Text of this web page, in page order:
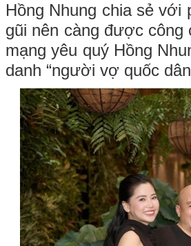
Hồng Nhung chia sẻ với
gũi nên càng được công
mạng yêu quý Hồng
danh “người vợ quốc